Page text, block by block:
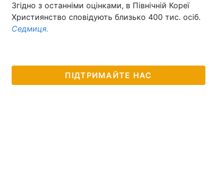
Спорт Наука
Техно і зв'язок
Туризм
Згідно з останніми оцінками, в Північній Кореї
Християнство сповідують близько 400 тис. осіб.
Седмиця.
ПІДТРИМАЙТЕ НАС